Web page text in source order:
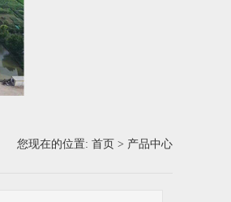
您现在的位置: 首页 > 产品中心